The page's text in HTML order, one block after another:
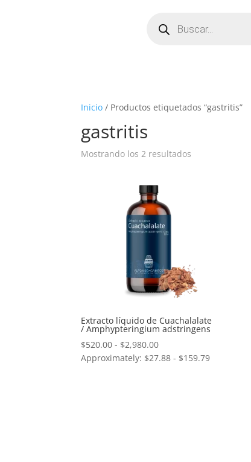
productos
Inicio / Productos etiquetados “gastritis”
gastritis
Mostrando los 2 resultados
Extracto líquido de Cuachalalate
/ Amphypteringium adstringens
$520.00 - $2,980.00Rango
de
Approximately: $27.88 - $159.79